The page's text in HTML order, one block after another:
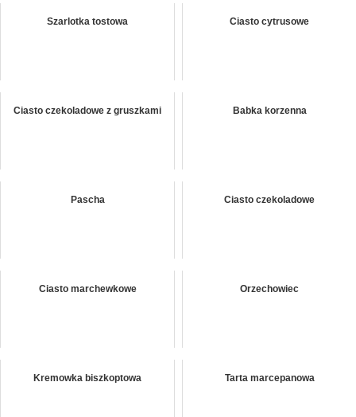
Szarlotka tostowa Ciasto cytrusowe
Ciasto czekoladowe z gruszkami Babka korzenna
Pascha Ciasto czekoladowe
Ciasto marchewkowe Orzechowiec
Kremowka biszkoptowa Tarta marcepanowa